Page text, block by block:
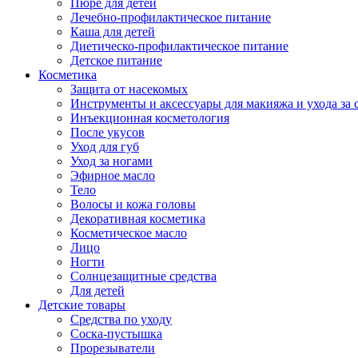
Пюре для детей
Лечебно-профилактическое питание
Каша для детей
Диетическо-профилактическое питание
Детское питание
Косметика
Защита от насекомых
Инструменты и аксессуары для макияжа и ухода за
Инъекционная косметология
После укусов
Уход для губ
Уход за ногами
Эфирное масло
Тело
Волосы и кожа головы
Декоративная косметика
Косметическое масло
Лицо
Ногти
Солнцезащитные средства
Для детей
Детские товары
Средства по уходу
Соска-пустышка
Прорезыватели